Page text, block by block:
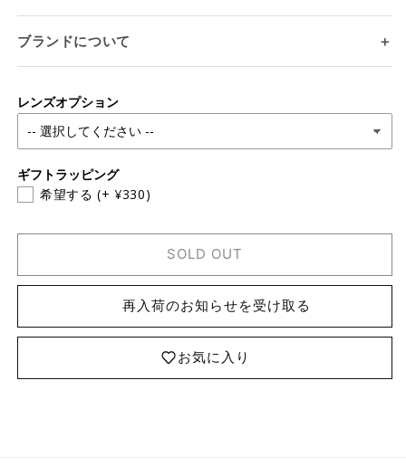
ブランドについて ＋
レンズオプション
ギフトラッピング
希望する (+ ¥330)
SOLD OUT
再入荷のお知らせを受け取る
お気に入り